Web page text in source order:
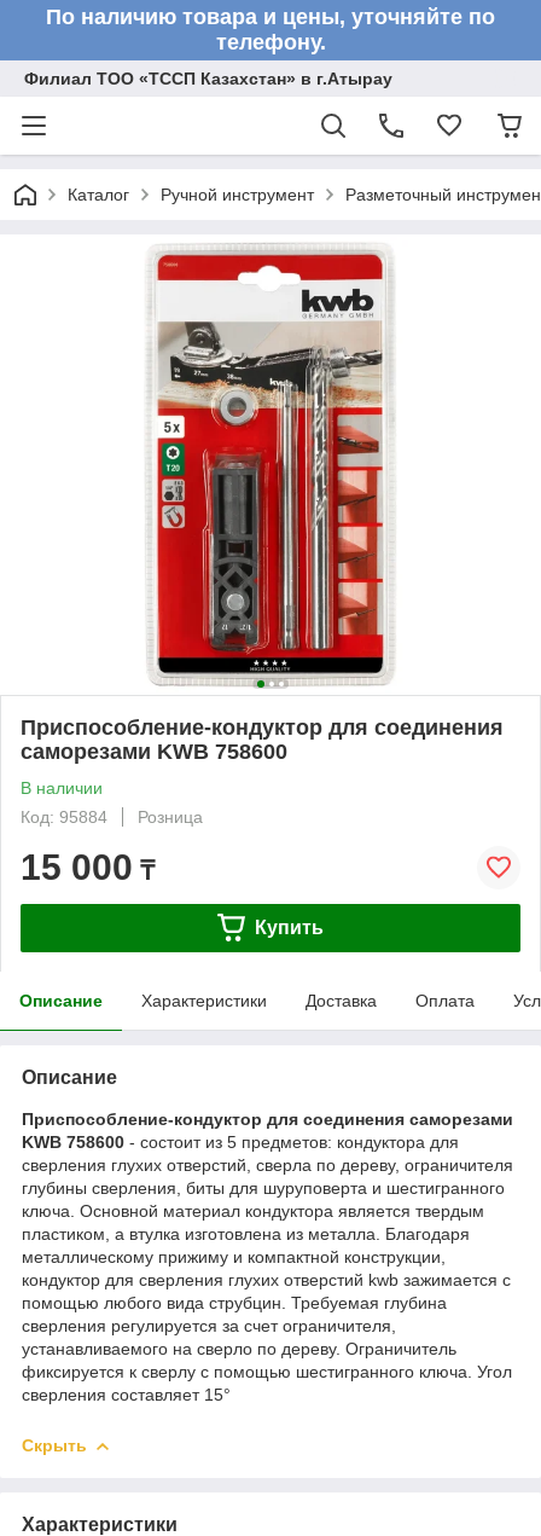
По наличию товара и цены, уточняйте по
телефону.
Филиал ТОО «ТССП Казахстан» в г.Атырау
Каталог Ручной инструмент Разметочный
Приспособление-кондуктор для соединения
саморезами KWB 758600
В наличии
Код: 95884
Розница
15 000 ₸
Купить
Описание Характеристики Доставка Оплата
Описание
Приспособление-кондуктор для соединения саморезами
KWB 758600 - состоит из 5 предметов: кондуктора для
сверления глухих отверстий, сверла по дереву, ограничителя
глубины сверления, биты для шуруповерта и шестигранного
ключа. Основной материал кондуктора является твердым
пластиком, а втулка изготовлена из металла. Благодаря
металлическому прижиму и компактной конструкции,
кондуктор для сверления глухих отверстий kwb зажимается с
помощью любого вида струбцин. Требуемая глубина
сверления регулируется за счет ограничителя,
устанавливаемого на сверло по дереву. Ограничитель
фиксируется к сверлу с помощью шестигранного ключа. Угол
сверления составляет 15°
Скрыть
Характеристики